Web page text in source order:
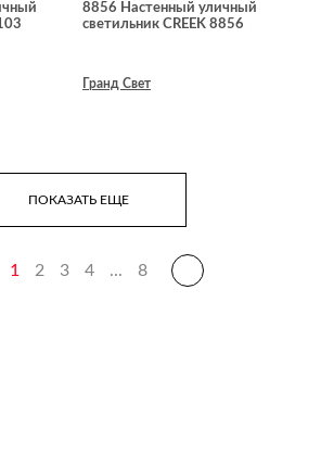
8856 Настенный уличный
светильник CREEK 8856
Гранд Свет
ПОКАЗАТЬ ЕЩЕ
1 2 3 4 ... 8